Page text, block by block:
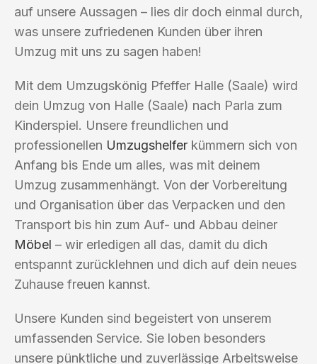
auf unsere Aussagen – lies dir doch einmal durch,
was unsere zufriedenen Kunden über ihren
Umzug mit uns zu sagen haben!
Mit dem Umzugskönig Pfeffer Halle (Saale) wird
dein Umzug von Halle (Saale) nach Parla zum
Kinderspiel. Unsere freundlichen und
professionellen Umzugshelfer kümmern sich von
Anfang bis Ende um alles, was mit deinem
Umzug zusammenhängt. Von der Vorbereitung
und Organisation über das Verpacken und den
Transport bis hin zum Auf- und Abbau deiner
Möbel – wir erledigen all das, damit du dich
entspannt zurücklehnen und dich auf dein neues
Zuhause freuen kannst.
Unsere Kunden sind begeistert von unserem
umfassenden Service. Sie loben besonders
unsere pünktliche und zuverlässige Arbeitsweise